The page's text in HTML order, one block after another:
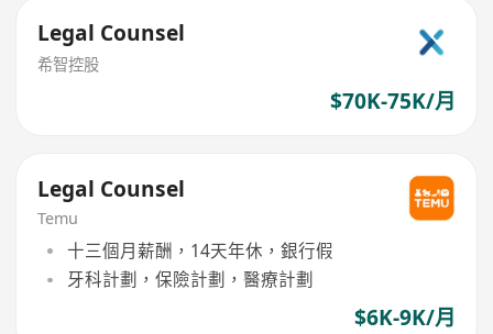
Legal Counsel
希智控股
$70K-75K/月
Legal Counsel
Temu
十三個月薪酬，14天年休，銀行假
牙科計劃，保險計劃，醫療計劃
$6K-9K/月